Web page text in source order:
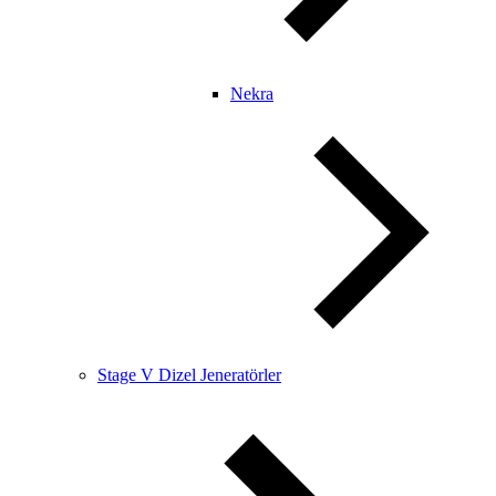
Nekra
Stage V Dizel Jeneratörler